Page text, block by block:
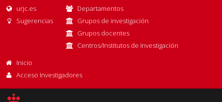
urjc.es
Sugerencias
Departamentos
Grupos de investigación
Grupos docentes
Centros/Institutos de Investigación
Inicio
Acceso Investigadores